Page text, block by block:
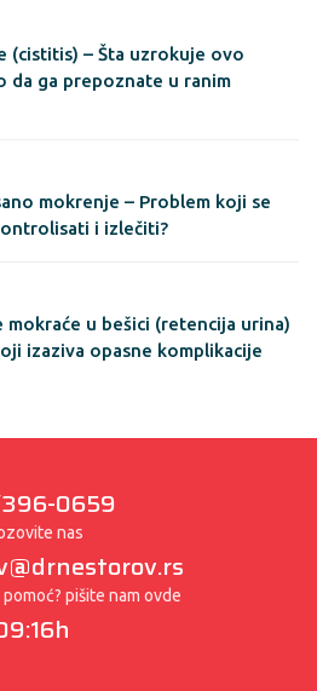
(cistitis) – Šta uzrokuje ovo
da ga prepoznate u ranim
mokrenje – Problem koji se
i izlečiti?
mokraće u bešici (retencija urina)
izaziva opasne komplikacije
396-0659
nas
pišite nam ovde